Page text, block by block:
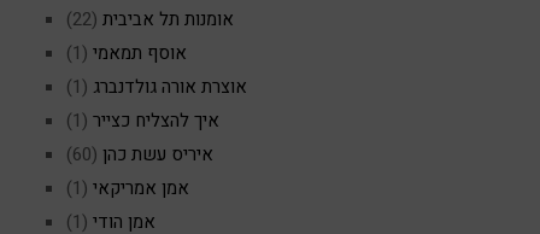
אומנות תל אביבית (22)
אוסף תמאמי (1)
אוצרת אורה גולדנברג (1)
איך להצליח כצייר (1)
איריס עשת כהן (60)
אמן אמריקאי (1)
אמן הודי (1)